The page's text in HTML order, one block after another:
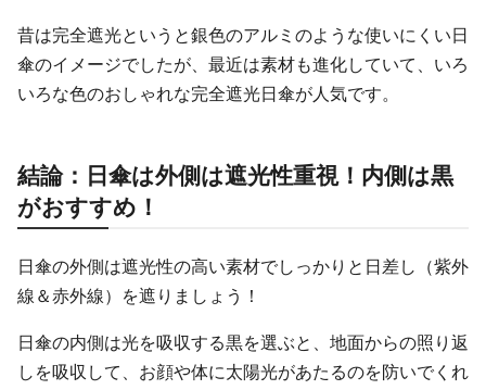
昔は完全遮光というと銀色のアルミのような使いにくい日
傘のイメージでしたが、最近は素材も進化していて、いろ
いろな色のおしゃれな完全遮光日傘が人気です。
結論：日傘は外側は遮光性重視！内側は黒
がおすすめ！
日傘の外側は遮光性の高い素材でしっかりと日差し（紫外
線＆赤外線）を遮りましょう！
日傘の内側は光を吸収する黒を選ぶと、地面からの照り返
しを吸収して、お顔や体に太陽光があたるのを防いでくれ